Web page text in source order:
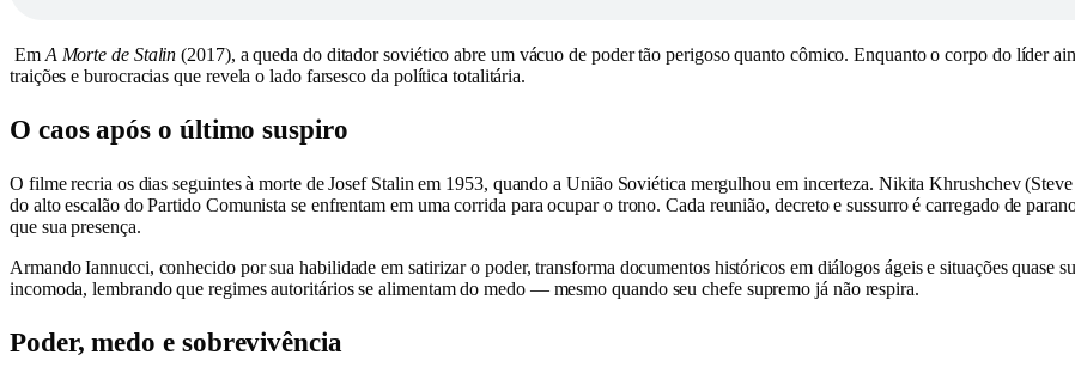
Em A Morte de Stalin (2017), a queda do ditador soviético abre um vácuo de poder tão perigoso quanto cômico. Enquanto o corpo do líder
traições e burocracias que revela o lado farsesco da política totalitária.
O caos após o último suspiro
O filme recria os dias seguintes à morte de Josef Stalin em 1953, quando a União Soviética mergulhou em incerteza. Nikita Khrushchev
do alto escalão do Partido Comunista se enfrentam em uma corrida para ocupar o trono. Cada reunião, decreto e sussurro é carregado de
que sua presença.
Armando Iannucci, conhecido por sua habilidade em satirizar o poder, transforma documentos históricos em diálogos ágeis e situações quase
incomoda, lembrando que regimes autoritários se alimentam do medo — mesmo quando seu chefe supremo já não respira.
Poder, medo e sobrevivência